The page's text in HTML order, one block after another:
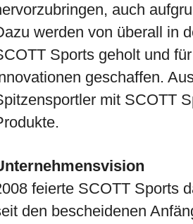
auch
werden von überall in
Sports geholt und
geschaffen.
mit SCOTT
feierte SCOTT Sports
den bescheidenen